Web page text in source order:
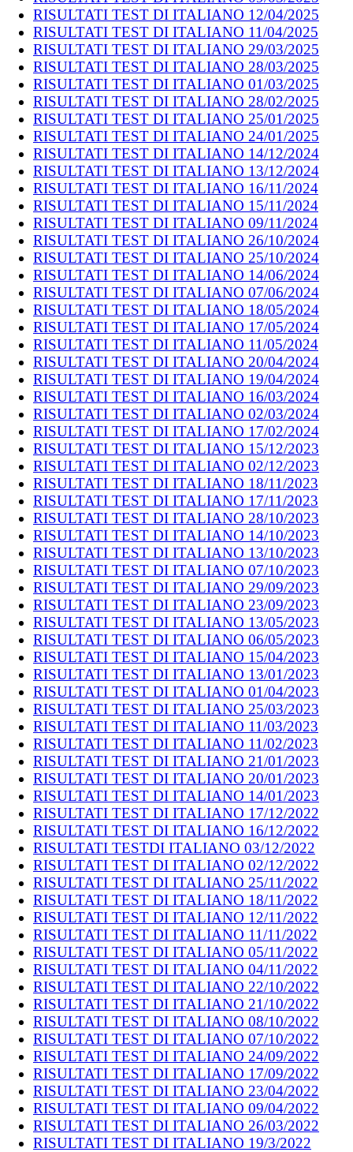
RISULTATI TEST DI ITALIANO 12/04/2025
RISULTATI TEST DI ITALIANO 11/04/2025
RISULTATI TEST DI ITALIANO 29/03/2025
RISULTATI TEST DI ITALIANO 28/03/2025
RISULTATI TEST DI ITALIANO 01/03/2025
RISULTATI TEST DI ITALIANO 28/02/2025
RISULTATI TEST DI ITALIANO 25/01/2025
RISULTATI TEST DI ITALIANO 24/01/2025
RISULTATI TEST DI ITALIANO 14/12/2024
RISULTATI TEST DI ITALIANO 13/12/2024
RISULTATI TEST DI ITALIANO 16/11/2024
RISULTATI TEST DI ITALIANO 15/11/2024
RISULTATI TEST DI ITALIANO 09/11/2024
RISULTATI TEST DI ITALIANO 26/10/2024
RISULTATI TEST DI ITALIANO 25/10/2024
RISULTATI TEST DI ITALIANO 14/06/2024
RISULTATI TEST DI ITALIANO 07/06/2024
RISULTATI TEST DI ITALIANO 18/05/2024
RISULTATI TEST DI ITALIANO 17/05/2024
RISULTATI TEST DI ITALIANO 11/05/2024
RISULTATI TEST DI ITALIANO 20/04/2024
RISULTATI TEST DI ITALIANO 19/04/2024
RISULTATI TEST DI ITALIANO 16/03/2024
RISULTATI TEST DI ITALIANO 02/03/2024
RISULTATI TEST DI ITALIANO 17/02/2024
RISULTATI TEST DI ITALIANO 15/12/2023
RISULTATI TEST DI ITALIANO 02/12/2023
RISULTATI TEST DI ITALIANO 18/11/2023
RISULTATI TEST DI ITALIANO 17/11/2023
RISULTATI TEST DI ITALIANO 28/10/2023
RISULTATI TEST DI ITALIANO 14/10/2023
RISULTATI TEST DI ITALIANO 13/10/2023
RISULTATI TEST DI ITALIANO 07/10/2023
RISULTATI TEST DI ITALIANO 29/09/2023
RISULTATI TEST DI ITALIANO 23/09/2023
RISULTATI TEST DI ITALIANO 13/05/2023
RISULTATI TEST DI ITALIANO 06/05/2023
RISULTATI TEST DI ITALIANO 15/04/2023
RISULTATI TEST DI ITALIANO 13/01/2023
RISULTATI TEST DI ITALIANO 01/04/2023
RISULTATI TEST DI ITALIANO 25/03/2023
RISULTATI TEST DI ITALIANO 11/03/2023
RISULTATI TEST DI ITALIANO 11/02/2023
RISULTATI TEST DI ITALIANO 21/01/2023
RISULTATI TEST DI ITALIANO 20/01/2023
RISULTATI TEST DI ITALIANO 14/01/2023
RISULTATI TEST DI ITALIANO 17/12/2022
RISULTATI TEST DI ITALIANO 16/12/2022
RISULTATI TESTDI ITALIANO 03/12/2022
RISULTATI TEST DI ITALIANO 02/12/2022
RISULTATI TEST DI ITALIANO 25/11/2022
RISULTATI TEST DI ITALIANO 18/11/2022
RISULTATI TEST DI ITALIANO 12/11/2022
RISULTATI TEST DI ITALIANO 11/11/2022
RISULTATI TEST DI ITALIANO 05/11/2022
RISULTATI TEST DI ITALIANO 04/11/2022
RISULTATI TEST DI ITALIANO 22/10/2022
RISULTATI TEST DI ITALIANO 21/10/2022
RISULTATI TEST DI ITALIANO 08/10/2022
RISULTATI TEST DI ITALIANO 07/10/2022
RISULTATI TEST DI ITALIANO 24/09/2022
RISULTATI TEST DI ITALIANO 17/09/2022
RISULTATI TEST DI ITALIANO 23/04/2022
RISULTATI TEST DI ITALIANO 09/04/2022
RISULTATI TEST DI ITALIANO 26/03/2022
RISULTATI TEST DI ITALIANO 19/3/2022